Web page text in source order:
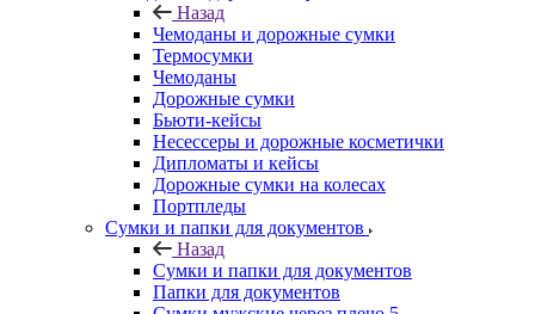
Назад
Чемоданы и дорожные сумки
Термосумки
Чемоданы
Дорожные сумки
Бьюти-кейсы
Несессеры и дорожные косметички
Дипломаты и кейсы
Дорожные сумки на колесах
Портпледы
Сумки и папки для документов
Назад
Сумки и папки для документов
Папки для документов